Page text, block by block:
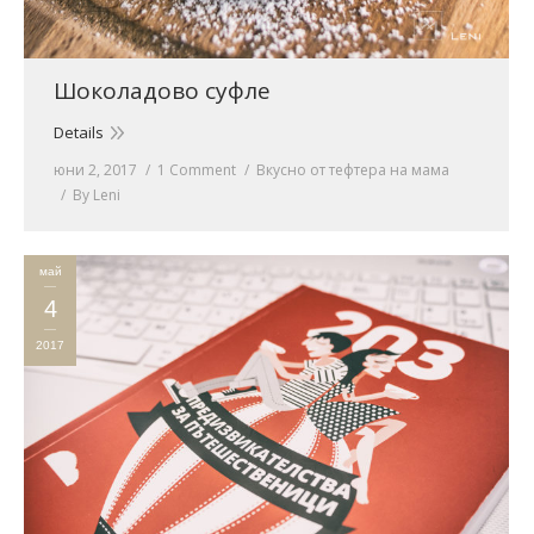
Шоколадово суфле
Details
юни 2, 2017 1 Comment
Вкусно от тефтера на мама
By Leni
май
4
2017